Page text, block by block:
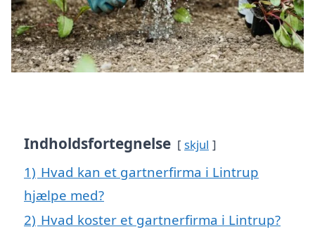
Indholdsfortegnelse skjul
1) Hvad kan et gartnerfirma i Lintrup
hjælpe med?
2) Hvad koster et gartnerfirma i Lintrup?